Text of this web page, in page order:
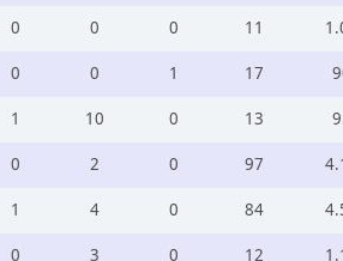
0 0 0 11
0 0 1 17
1 10 0 13
0 2 0 97
1 4 0 84
0 3 0 12